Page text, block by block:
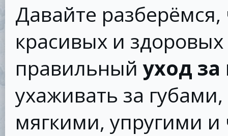
Давайте
красивых и
правильныйуход
ухаживать за
мягкими, упругими